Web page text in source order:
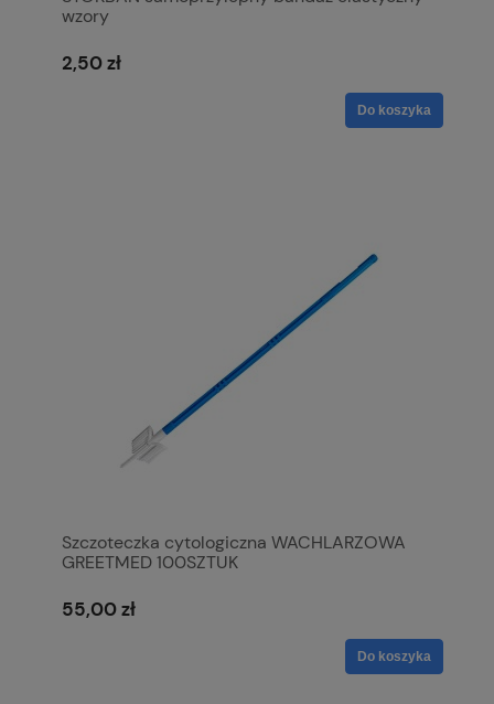
wzory
2,50 zł
Do koszyka
Szczoteczka cytologiczna WACHLARZOWA
GREETMED 100SZTUK
55,00 zł
Do koszyka